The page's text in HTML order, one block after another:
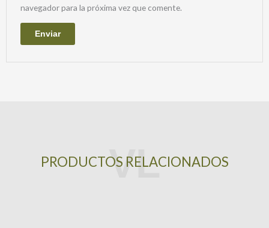
navegador para la próxima vez que comente.
PRODUCTOS RELACIONADOS